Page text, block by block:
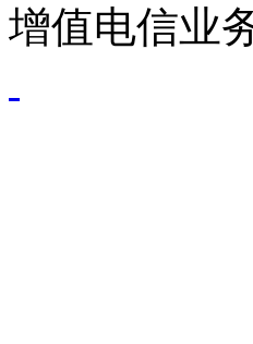
增值电信业